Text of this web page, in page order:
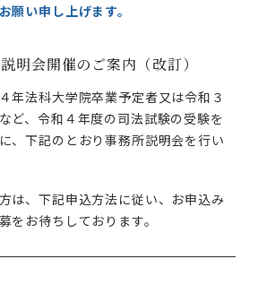
願い申し上げます。
明会開催のご案内（改訂）
年法科大学院卒業予定者又は令和３
ど、令和４年度の司法試験の受験を
、下記のとおり事務所説明会を行い
は、下記申込方法に従い、お申込み
をお待ちしております。